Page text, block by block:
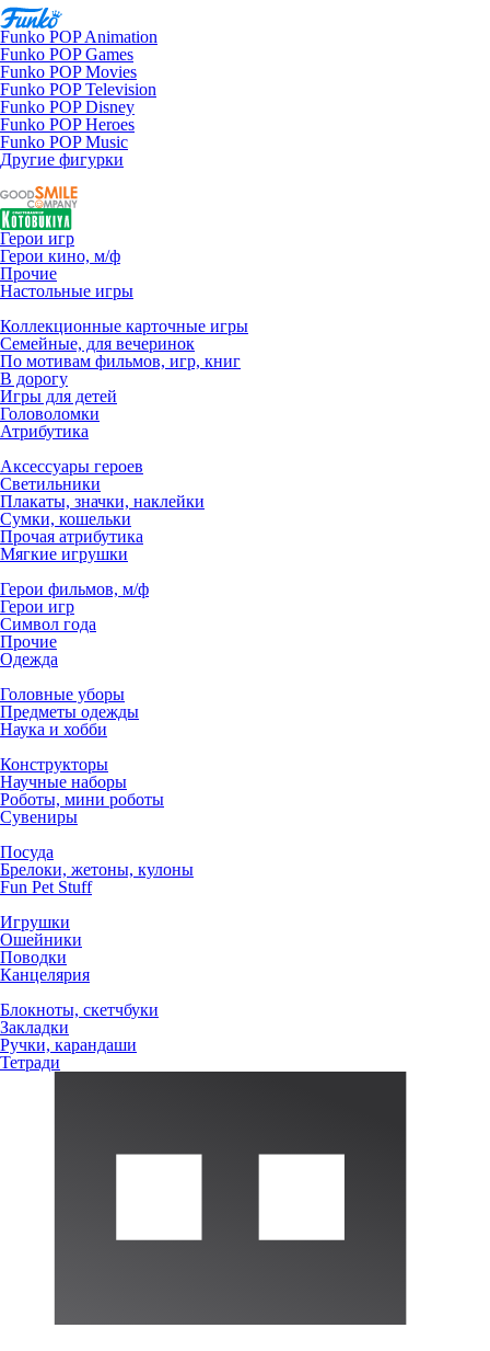
Funko POP Animation
Funko POP Games
Funko POP Movies
Funko POP Television
Funko POP Disney
Funko POP Heroes
Funko POP Music
Другие фигурки
Герои игр
Герои кино, м/ф
Прочие
Настольные игры
Коллекционные карточные игры
Семейные, для вечеринок
По мотивам фильмов, игр, книг
В дорогу
Игры для детей
Головоломки
Атрибутика
Аксессуары героев
Светильники
Плакаты, значки, наклейки
Сумки, кошельки
Прочая атрибутика
Мягкие игрушки
Герои фильмов, м/ф
Герои игр
Символ года
Прочие
Одежда
Головные уборы
Предметы одежды
Наука и хобби
Конструкторы
Научные наборы
Роботы, мини роботы
Сувениры
Посуда
Брелоки, жетоны, кулоны
Fun Pet Stuff
Игрушки
Ошейники
Поводки
Канцелярия
Блокноты, скетчбуки
Закладки
Ручки, карандаши
Тетради